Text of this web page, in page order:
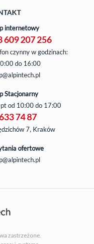
internetowy
609 207 256
czynny w godzinach:
do 16:00
Stacjonarny
od 10:00 do 17:00
74 87
7, Kraków
ofertowe
zastrzeżone.